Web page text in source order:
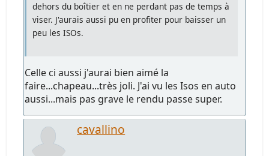
dehors du boîtier et en ne perdant pas de temps à
viser. J'aurais aussi pu en profiter pour baisser un
peu les ISOs.
Celle ci aussi j'aurai bien aimé la
faire...chapeau...très joli. J'ai vu les Isos en auto
aussi...mais pas grave le rendu passe super.
cavallino